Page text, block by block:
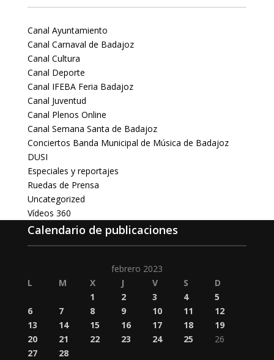
Canal Ayuntamiento
Canal Carnaval de Badajoz
Canal Cultura
Canal Deporte
Canal IFEBA Feria Badajoz
Canal Juventud
Canal Plenos Online
Canal Semana Santa de Badajoz
Conciertos Banda Municipal de Música de Badajoz
DUSI
Especiales y reportajes
Ruedas de Prensa
Uncategorized
Vídeos 360
Calendario de publicaciones
febrero 2023
L
M X J V S
D
1
2 3 4
5
6
7 8 9 10 11
12
13
14 15 16 17 18
19
20
21 22 23 24 25
26
27
28